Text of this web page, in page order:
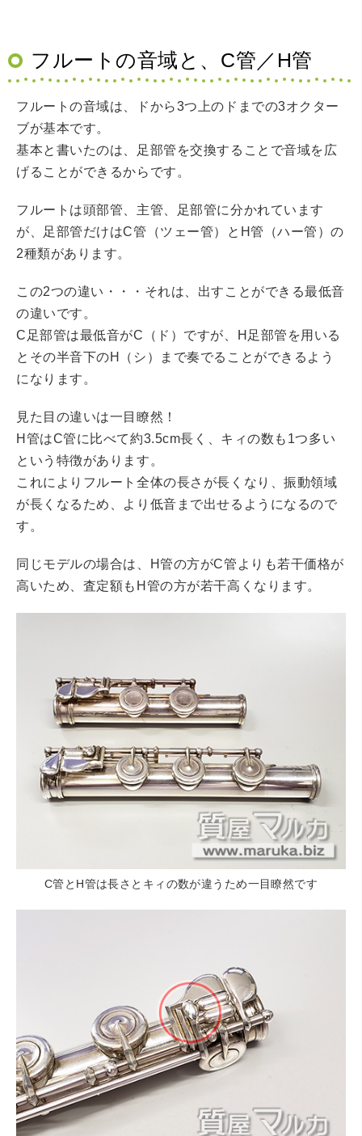
フルートの音域と、C管／H管
フルートの音域は、ドから3つ上のドまでの3オクター
ブが基本です。
基本と書いたのは、足部管を交換することで音域を広
げることができるからです。
フルートは頭部管、主管、足部管に分かれています
が、足部管だけはC管（ツェー管）とH管（ハー管）の
2種類があります。
この2つの違い・・・それは、出すことができる最低音
の違いです。
C足部管は最低音がC（ド）ですが、H足部管を用いる
とその半音下のH（シ）まで奏でることができるよう
になります。
見た目の違いは一目瞭然！
H管はC管に比べて約3.5cm長く、キィの数も1つ多い
という特徴があります。
これによりフルート全体の長さが長くなり、振動領域
が長くなるため、より低音まで出せるようになるので
す。
同じモデルの場合は、H管の方がC管よりも若干価格が
高いため、査定額もH管の方が若干高くなります。
C管とH管は長さとキィの数が違うため一目瞭然です